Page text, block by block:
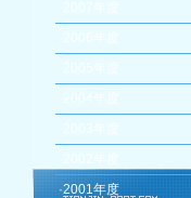
·2001年度